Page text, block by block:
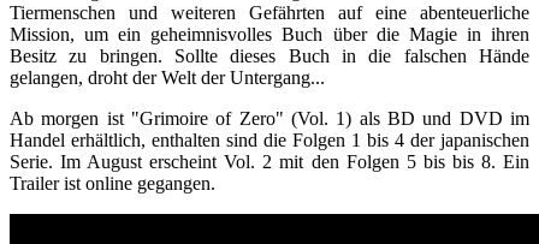
Tiermenschen und weiteren Gefährten auf eine abenteuerliche
Mission, um ein geheimnisvolles Buch über die Magie in ihren
Besitz zu bringen. Sollte dieses Buch in die falschen Hände
gelangen, droht der Welt der Untergang...
Ab morgen ist "Grimoire of Zero" (Vol. 1) als BD und DVD im
Handel erhältlich, enthalten sind die Folgen 1 bis 4 der japanischen
Serie. Im August erscheint Vol. 2 mit den Folgen 5 bis bis 8. Ein
Trailer ist online gegangen.